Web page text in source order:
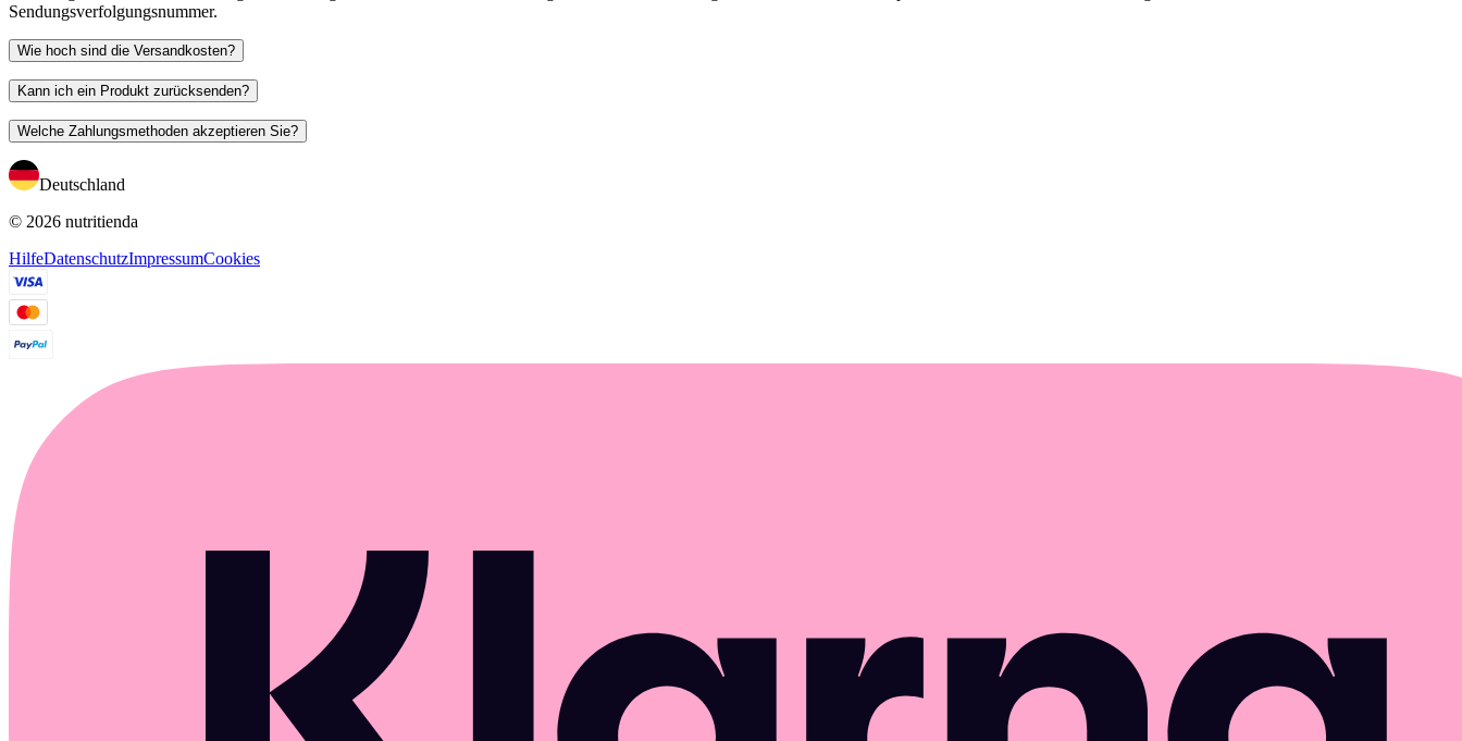
Sendungsverfolgungsnummer.
Wie hoch sind die Versandkosten?
Kann ich ein Produkt zurücksenden?
Welche Zahlungsmethoden akzeptieren Sie?
Deutschland
© 2026 nutritienda
HilfeDatenschutzImpressumCookies